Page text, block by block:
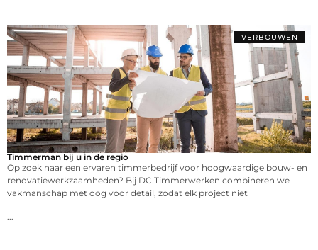
VERBOUWEN
Timmerman bij u in de regio
Op zoek naar een ervaren timmerbedrijf voor hoogwaardige bouw- en
renovatiewerkzaamheden? Bij DC Timmerwerken combineren we
vakmanschap met oog voor detail, zodat elk project niet